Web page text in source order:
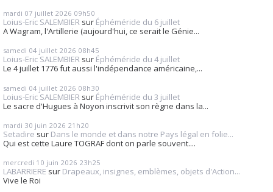
mardi 07 juillet 2026 09h50
Loius-Eric SALEMBIER sur Éphéméride du 6 juillet
A Wagram, l'Artillerie (aujourd'hui, ce serait le Génie...
samedi 04 juillet 2026 08h45
Loius-Eric SALEMBIER sur Éphéméride du 4 juillet
Le 4 juillet 1776 fut aussi l'indépendance américaine,...
samedi 04 juillet 2026 08h30
Loius-Eric SALEMBIER sur Éphéméride du 3 juillet
Le sacre d'Hugues à Noyon inscrivit son règne dans la...
mardi 30 juin 2026 21h20
Setadire sur Dans le monde et dans notre Pays légal en folie...
Qui est cette Laure TOGRAF dont on parle souvent....
mercredi 10 juin 2026 23h25
LABARRIERE sur Drapeaux, insignes, emblèmes, objets d'Action...
Vive le Roi